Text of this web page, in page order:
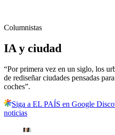
Columnistas
IA y ciudad
“Por primera vez en un siglo, los
de rediseñar ciudades pensadas
coches”.
Siga a EL PAÍS en Google
noticias